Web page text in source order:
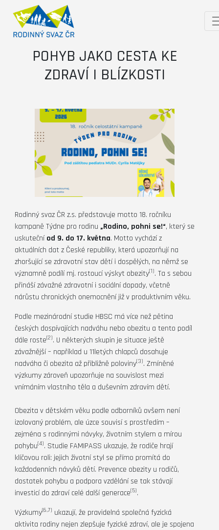
POHYB JAKO CESTA KE
ZDRAVÍ I BLÍZKOSTI
Rodinný svaz ČR z.s. představuje motto 18. ročníku
kampaně Týdne pro rodinu „Rodino, pohni se!“, který se
uskutečníod 9. do 17. května. Motto vychází z
aktuálních dat z České republiky, která upozorňují na
zhoršující se zdravotní stav dětí i dospělých, na němž se
významně podílí mj. rostoucí výskyt obezity(1). Ta s sebou
přináší závažné zdravotní i sociální dopady, včetně
nárůstu chronických onemocnění již v produktivním věku.
Podle mezinárodní studie HBSC má více než pětina
českých dospívajících nadváhu nebo obezitu a tento podíl
dále roste(2). U některých skupin je situace ještě
závažnější – například u 11letých chlapců dosahuje
nadváha či obezita až přibližně poloviny(3). Zmíněné
výzkumy zároveň upozorňuje na souvislost mezi
vnímáním vlastního těla a duševním zdravím dětí.
Obezita v dětském věku podle odborníků ovšem není
izolovaný problém, ale úzce souvisí s prostředím –
zejména s rodinnými návyky, životním stylem a mírou
pohybu(4). Studie FAMIPASS ukazuje, že rodiče hrají
klíčovou roli: jejich životní styl se přímo promítá do
každodenních návyků dětí. Prevence obezity u rodičů,
dostatek pohybu a podpora vzdělání se tak stávají
investicí do zdraví celé další generace(5).
Výzkumy(6,7) ukazují, že pravidelná společná fyzická
aktivita rodiny nejen zlepšuje fyzické zdraví, ale je spojena